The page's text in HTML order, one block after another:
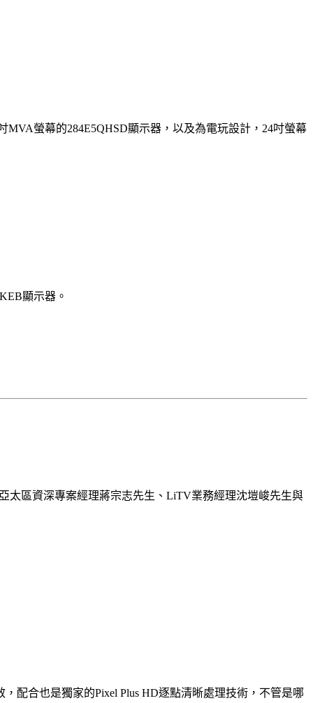
螢幕的284E5QHSD顯示器，以及為電玩設計，24吋螢幕
顯示器。
太區資深專案經理蔣宗志先生、LiTV業務經理沈塏峻先生與
配合也是獨家的Pixel Plus HD逐點清晰處理技術，不管是哪